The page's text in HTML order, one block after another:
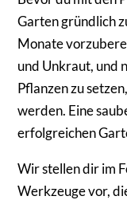
Garten gründlich
Monate
und Unkraut, und
Pflanzen zu
werden. Eine
erfolgreichen
Wir stellen dir im
Werkzeuge vor,